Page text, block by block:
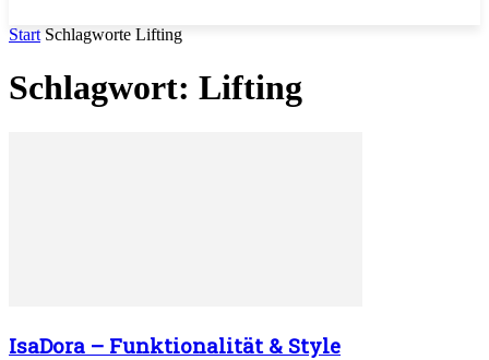
Start Schlagworte Lifting
Schlagwort: Lifting
IsaDora – Funktionalität & Style